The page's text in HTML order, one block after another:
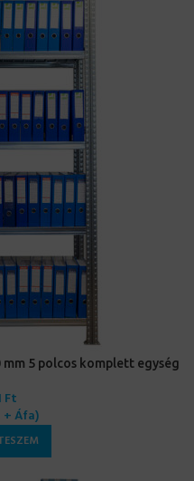
mm 5 polcos komplett egység
Ft
+ Áfa)